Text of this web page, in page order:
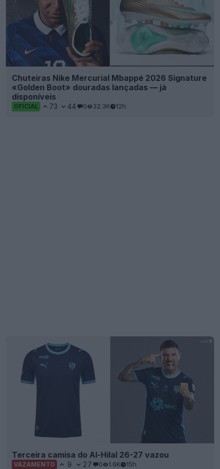
Chuteiras Nike Mercurial Mbappé 2026 Signature
«Golden Boot» douradas lançadas — já
disponíveis
OFICIAL 73 44 0 32.3K 12h
Terceira camisa do Al-Hilal 26-27 vazou
VAZAMENTO 9 27 0 1.6K 15h